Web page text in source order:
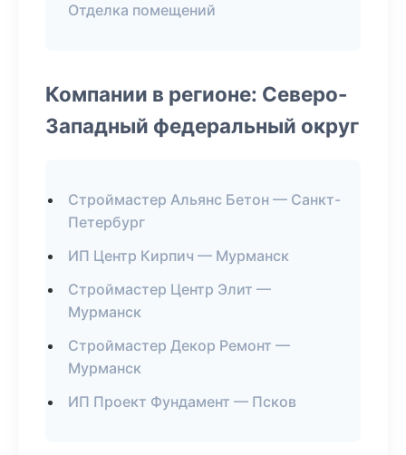
Отделка помещений
Компании в регионе: Северо-
Западный федеральный округ
Строймастер Альянс Бетон — Санкт-
Петербург
ИП Центр Кирпич — Мурманск
Строймастер Центр Элит —
Мурманск
Строймастер Декор Ремонт —
Мурманск
ИП Проект Фундамент — Псков